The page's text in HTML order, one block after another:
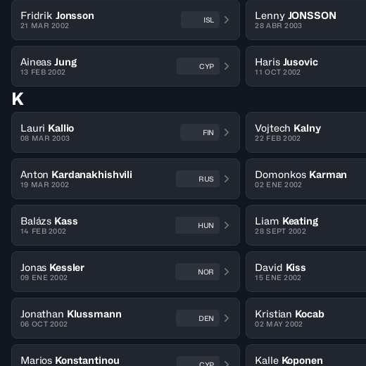
Fridrik Jonsson
21 MAR 2002
ISL Lenny JONSSON
28 ABR 2003
Aineas Jung
13 FEB 2002
CYP Haris Jusovic
11 OCT 2002
K
Lauri Kallio
08 MAR 2003
FIN Vojtech Kalny
22 FEB 2002
Anton Kardanakhishvili
19 MAR 2002
RUS Domonkos Karman
02 ENE 2002
Balázs Kass
14 FEB 2002
HUN Liam Keating
28 SEPT 2002
Jonas Kessler
09 ENE 2002
NOR David Kiss
15 ENE 2002
Jonathan Klussmann
06 OCT 2002
DEN Kristian Kocab
02 MAY 2002
Marios Konstantinou Kalle Koponen